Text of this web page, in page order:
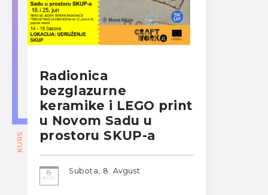
KURS
Radionica
bezglazurne
keramike i LEGO print
u Novom Sadu u
prostoru SKUP-a
8
AUG
Subota, 8. Avgust